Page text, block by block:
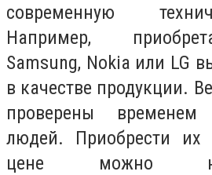
современную
Например,
Samsung, Nokia или LG
в качестве продукции.
проверены
людей. Приобрести их
цене можно